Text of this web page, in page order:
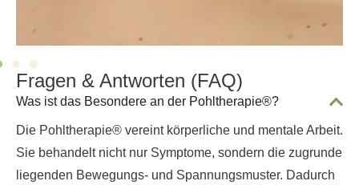
Fragen & Antworten (FAQ)
Was ist das Besondere an der Pohltherapie®?
Die Pohltherapie® vereint körperliche und mentale Arbeit.
Sie behandelt nicht nur Symptome, sondern die zugrunde
liegenden Bewegungs- und Spannungsmuster. Dadurch